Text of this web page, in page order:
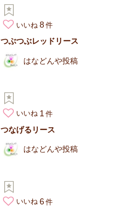
いいね 8
つぶつぶレッドリース
はなどんや投稿
いいね 1
つなげるリース
はなどんや投稿
いいね 6